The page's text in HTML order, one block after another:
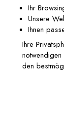
Abenteurers mit
Fototapete
der durch
schafft eine
Ihr
Unsere
Ihnen
Ihre
den